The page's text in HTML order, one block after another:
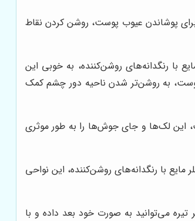
پوشاندن عیوب پوست، روشن کردن نقاط
رنگدانه‌های روشن‌کننده، به خوبی این
به روشن‌تر شدن ناحیه دور چشم کمک
این لک‌ها و جای جوش‌ها را به طور موثری
با رنگدانه‌های روشن‌کننده، این نواحی
تیره می‌توانید به صورت خود بعد داده و با